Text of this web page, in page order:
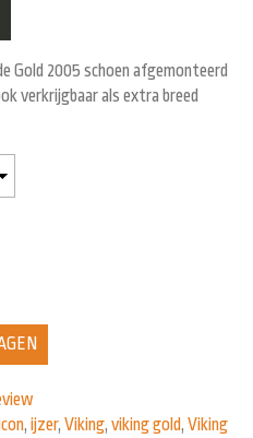
Gold 2005 schoen afgemonteerd
verkrijgbaar als extra breed
, ijzer, Viking, viking gold, Viking